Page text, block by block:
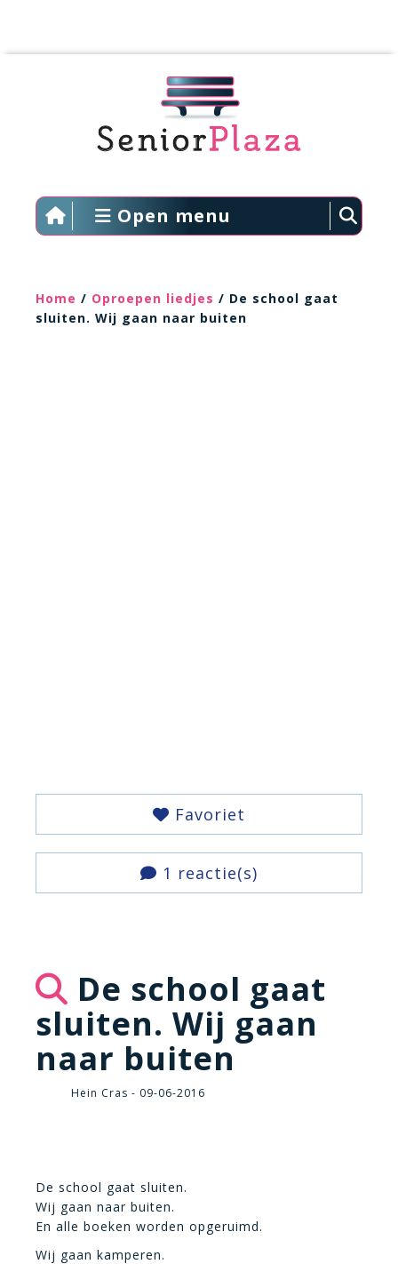
Open menu
Home / Oproepen liedjes / De school gaat
sluiten. Wij gaan naar buiten
Favoriet
1 reactie(s)
De school gaat
sluiten. Wij gaan
naar buiten
Hein Cras - 09-06-2016
De school gaat sluiten.
Wij gaan naar buiten.
En alle boeken worden opgeruimd.
Wij gaan kamperen.